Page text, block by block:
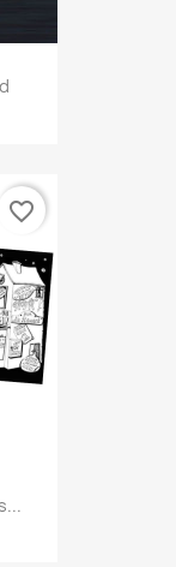
favorite_border